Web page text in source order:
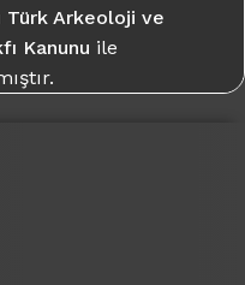
Türk Arkeoloji ve
Kanunu ile